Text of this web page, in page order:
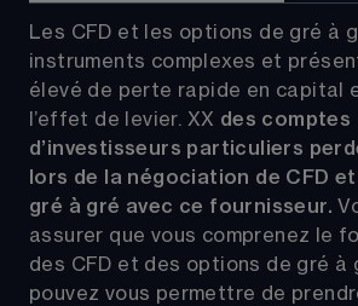
Les CFD et les options de gré à
instruments complexes et
élevé de perte rapide en capital
l’effet de levier. XX des comptes
d’investisseurs particuliers
lors de la négociation de CFD
gré à gré avec ce fournisseur.
assurer que vous comprenez le
des CFD et des options de gré à
pouvez vous permettre de